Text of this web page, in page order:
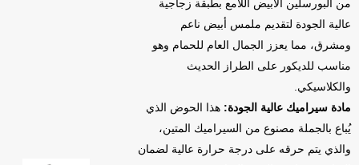
من البورسلين الأبيض اللامع بطبقة زجاجية
عالية الجودة لتقديم ملمس أبيض ناعم
ومشرق، مما يعزز الجمال العام للحمام وهو
مناسب للديكور على الطراز الحديث
والكلاسيكي.
مادة سيراميك عالية الجودة: هذا الحوض الذي
يُباع بالجملة مصنوع من السيراميك المتين،
والذي يتم حرقه على درجة حرارة عالية لضمان